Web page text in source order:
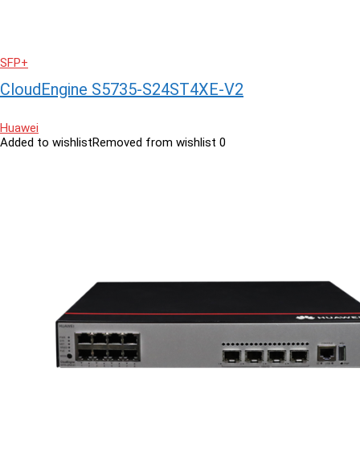
SFP+
CloudEngine S5735-S24ST4XE-V2
Huawei
Added to wishlistRemoved from wishlist 0